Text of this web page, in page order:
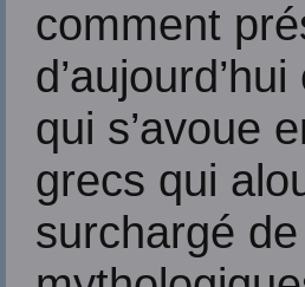
comment
qui s’avoue
grecs qui
surchargé